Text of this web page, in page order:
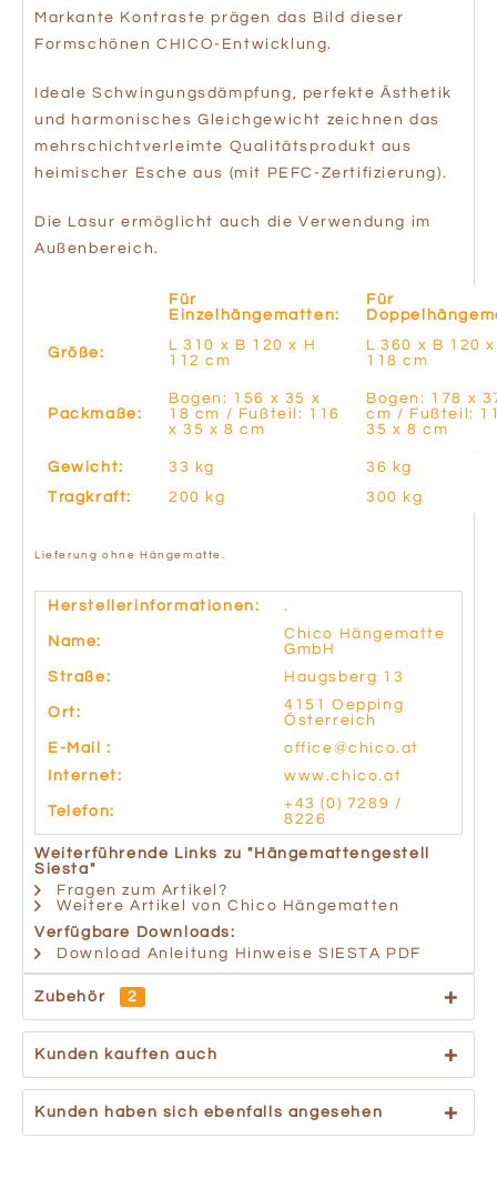
Markante Kontraste prägen das Bild dieser
Formschönen CHICO-Entwicklung.
Ideale Schwingungsdämpfung, perfekte Ästhetik
und harmonisches Gleichgewicht zeichnen das
mehrschichtverleimte Qualitätsprodukt aus
heimischer Esche aus (mit PEFC-Zertifizierung).
Die Lasur ermöglicht auch die Verwendung im
Außenbereich.
Für
Einzelhängematten:
Für
Größe:
L 310 x B 120 x H
112 cm
L 360 x B 120
118 cm
Packmaße:
Bogen: 156 x 35 x
18 cm / Fußteil: 116
x 35 x 8 cm
Bogen: 178 x
cm / Fußteil:
35 x 8 cm
Gewicht: 33 kg
36 kg
Tragkraft:
200 kg 300 kg
Lieferung ohne Hängematte.
Herstellerinformationen: .
Name:
Chico Hängematte
GmbH
Straße:
Haugsberg 13
Ort:
4151 Oepping
Österreich
E-Mail :
office@chico.at
Internet:
www.chico.at
Telefon:
+43 (0) 7289 /
8226
Weiterführende Links zu "Hängemattengestell
Siesta"
Fragen zum Artikel?
Weitere Artikel von Chico Hängematten
Verfügbare Downloads:
Download Anleitung Hinweise SIESTA PDF
Zubehör 2
Kunden kauften auch
Kunden haben sich ebenfalls angesehen